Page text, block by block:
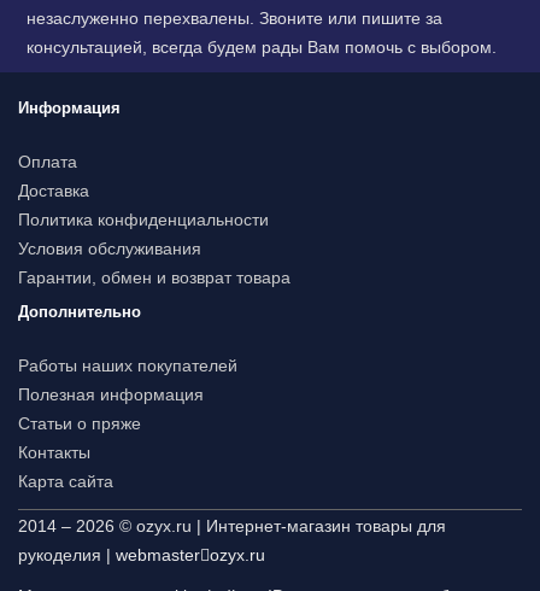
незаслуженно перехвалены. Звоните или пишите за
консультацией, всегда будем рады Вам помочь с выбором.
Информация
Оплата
Доставка
Политика конфиденциальности
Условия обслуживания
Гарантии, обмен и возврат товара
Дополнительно
Работы наших покупателей
Полезная информация
Статьи о пряже
Контакты
Карта сайта
2014 – 2026 © ozyx.ru | Интернет-магазин товары для
рукоделия | webmaster ozyx.ru